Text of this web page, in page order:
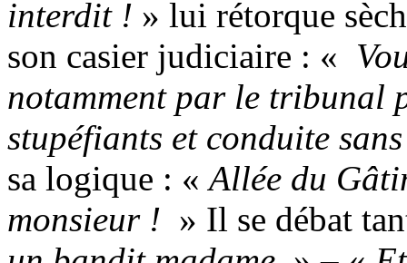
interdit ! » lui rétorque
son casier judiciaire : «
notamment par le tribunal
stupéfiants et conduite
sa logique : «Allée du
monsieur ! » Il se débat